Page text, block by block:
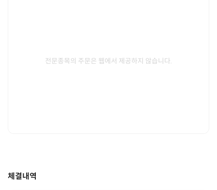
전문종목의 주문은 웹에서 제공하지 않습니다.
체결내역